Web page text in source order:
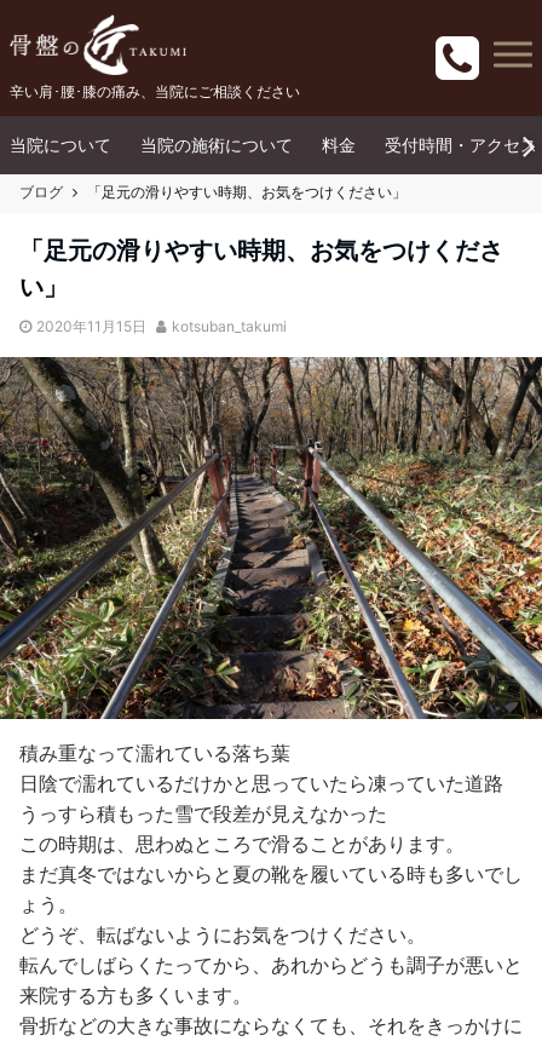
辛い肩･腰･膝の痛み、当院にご相談ください
当院について 当院の施術について 料金 受付時間・アクセス
ブログ 「足元の滑りやすい時期、お気をつけください」
「足元の滑りやすい時期、お気をつけくださ
い」
2020年11月15日 kotsuban_takumi
積み重なって濡れている落ち葉
日陰で濡れているだけかと思っていたら凍っていた道路
うっすら積もった雪で段差が見えなかった
この時期は、思わぬところで滑ることがあります。
まだ真冬ではないからと夏の靴を履いている時も多いでし
ょう。
どうぞ、転ばないようにお気をつけください。
転んでしばらくたってから、あれからどうも調子が悪いと
来院する方も多くいます。
骨折などの大きな事故にならなくても、それをきっかけに